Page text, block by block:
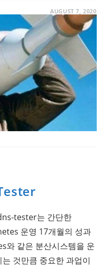
AUGUST 7, 2020
tester는 간단한
운영 17개월의 성과
와 같은 분산시스템을 운
것만큼 중요한 과업이